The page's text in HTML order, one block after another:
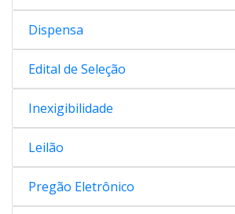
Dispensa
Edital de Seleção
Inexigibilidade
Leilão
Pregão Eletrônico